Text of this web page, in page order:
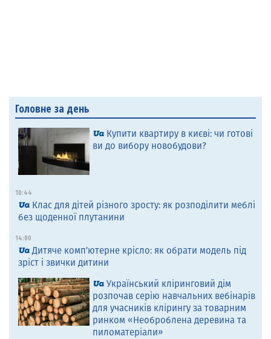
Головне за день
Купити квартиру в києві: чи готові
ви до вибору новобудови?
10:44
Клас для дітей різного зросту: як розподілити меблі
без щоденної плутанини
14:00
Дитяче комп’ютерне крісло: як обрати модель під
зріст і звички дитини
Український кліринговий дім
розпочав серію навчальних вебінарів
для учасників клірингу за товарним
ринком «Необроблена деревина та
пиломатеріали»